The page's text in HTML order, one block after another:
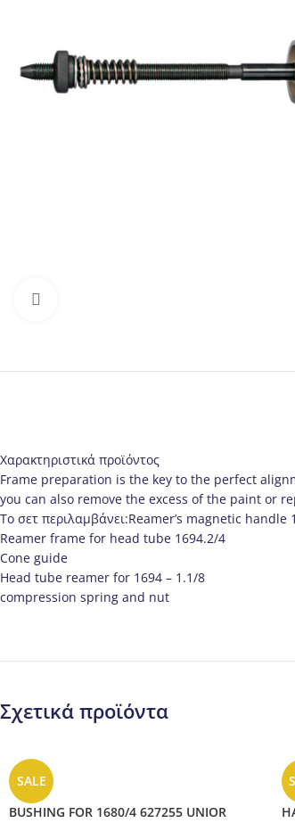
Χαρακτηριστικά προϊόντος
Frame preparation is the key to the perfect
you can also remove the excess of the paint or
Το σετ περιλαμβάνει:Reamer’s magnetic handle
Reamer frame for head tube 1694.2/4
Cone guide
Head tube reamer for 1694 – 1.1/8
compression spring and nut
Σχετικά προϊόντα
SALE
BUSHING FOR 1680/4 627255 UNIOR